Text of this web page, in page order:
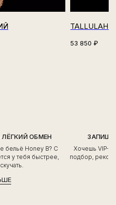
TALLULAH
53 850 ₽
ОБМЕН
бельё Honey B? С
у тебя быстрее,
Хочешь VIP-
подбор,